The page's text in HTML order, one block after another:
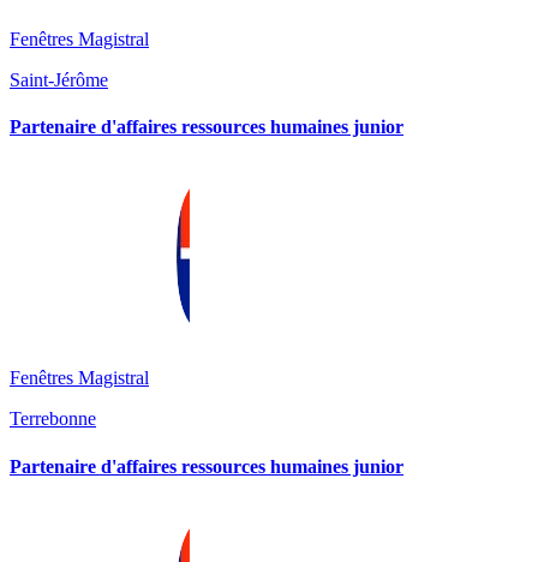
Fenêtres Magistral
Saint-Jérôme
Partenaire d'affaires ressources humaines junior
Fenêtres Magistral
Terrebonne
Partenaire d'affaires ressources humaines junior